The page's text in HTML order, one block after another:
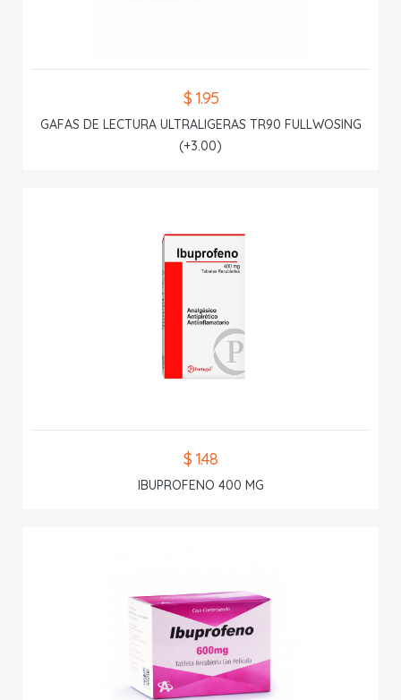
$ 1.95
GAFAS DE LECTURA ULTRALIGERAS TR90 FULLWOSING
(+3.00)
$ 1.48
IBUPROFENO 400 MG